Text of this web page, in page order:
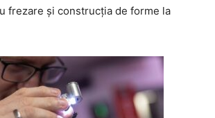
frezare și construcția de forme la